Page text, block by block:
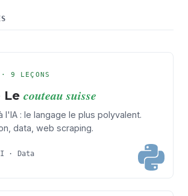
9 LEÇONS
Le couteau suisse
l'IA : le langage le plus polyvalent.
data, web scraping.
· Data